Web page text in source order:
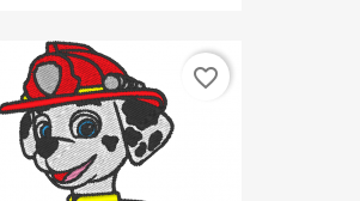
favorite_border